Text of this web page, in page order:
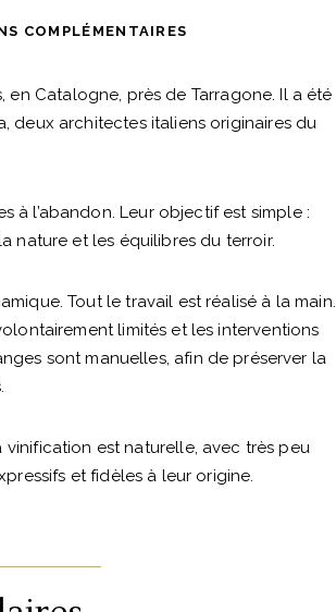
COMPLÉMENTAIRES
Catalogne, près de Tarragone. Il a été
deux architectes italiens originaires du
à l’abandon. Leur objectif est simple :
nature et les équilibres du terroir.
Tout le travail est réalisé à la main.
limités et les interventions
sont manuelles, afin de préserver la
est naturelle, avec très peu
et fidèles à leur origine.